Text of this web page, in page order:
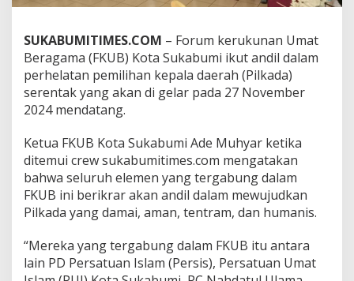
a
u
k
a
b
u
d
a
n
T
o
k
o
L
i
SUKABUMITIMES.COM – Forum kerukunan Umat
Beragama (FKUB) Kota Sukabumi ikut andil dalam
perhelatan pemilihan kepala daerah (Pilkada)
serentak yang akan di gelar pada 27 November
2024 mendatang.
Ketua FKUB Kota Sukabumi Ade Muhyar ketika
ditemui crew sukabumitimes.com mengatakan
bahwa seluruh elemen yang tergabung dalam
FKUB ini berikrar akan andil dalam mewujudkan
Pilkada yang damai, aman, tentram, dan humanis.
“Mereka yang tergabung dalam FKUB itu antara
lain PD Persatuan Islam (Persis), Persatuan Umat